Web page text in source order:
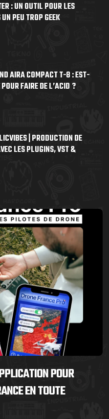
: UN OUTIL POUR LES
PEU TROP GEEK
AIRA COMPACT T-8 : EST-
FAIRE DE L’ACID ?
| PRODUCTION DE
LES PLUGINS, VST &
POUR
EN TOUTE